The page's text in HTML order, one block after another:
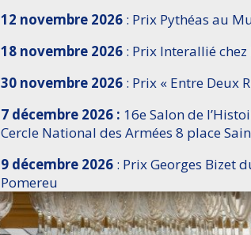
12 novembre 2026: Prix Pythéas au
18 novembre 2026: Prix Interallié chez
30 novembre 2026: Prix « Entre Deux
7 décembre 2026 : 16e Salon de
Cercle National des Armées 8 place
9 décembre 2026: Prix Georges Bizet
Pomereu